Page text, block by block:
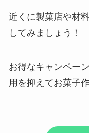
近くに製菓店や材
してみましょう！
お得なキャンペー
用を抑えてお菓子